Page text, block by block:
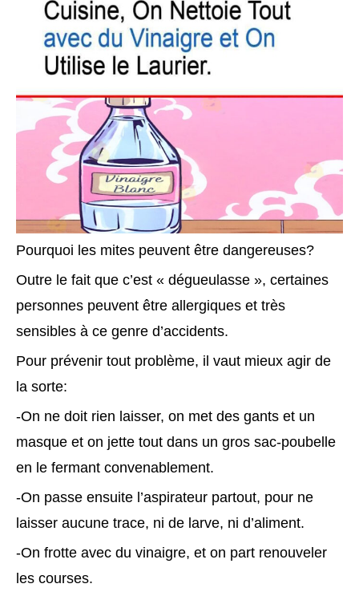
Pourquoi les mites peuvent être dangereuses?
Outre le fait que c’est « dégueulasse », certaines
personnes peuvent être allergiques et très
sensibles à ce genre d’accidents.
Pour prévenir tout problème, il vaut mieux agir de
la sorte:
-On ne doit rien laisser, on met des gants et un
masque et on jette tout dans un gros sac-poubelle
en le fermant convenablement.
-On passe ensuite l’aspirateur partout, pour ne
laisser aucune trace, ni de larve, ni d’aliment.
-On frotte avec du vinaigre, et on part renouveler
les courses.